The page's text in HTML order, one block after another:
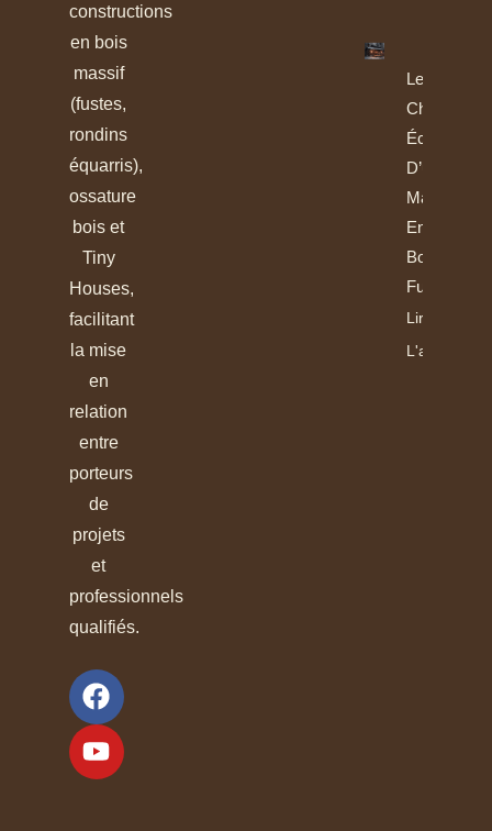
constructions
en bois
massif
(fustes,
rondins
équarris),
ossature
bois et
Tiny
Houses,
facilitant
la mise
en
relation
entre
porteurs
de
projets
et
professionnels
qualifiés.
Le
Choix
Éclairé
D’une
Maison
En
Bois
Fuste
Lire
L'article